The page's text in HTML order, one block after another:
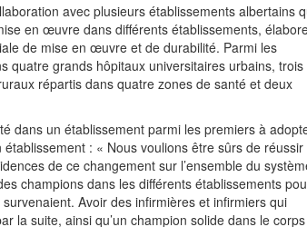
avec plusieurs établissements albertains
en œuvre dans différents établissements,
de mise en œuvre et de durabilité. Parmi les
quatre grands hôpitaux universitaires urbains, trois
répartis dans quatre zones de santé et deux
dans un établissement parmi les premiers à
: « Nous voulions être sûrs de réussir
de ce changement sur l’ensemble du
champions dans les différents établissements
Avoir des infirmières et infirmiers qui
la suite, ainsi qu’un champion solide dans le corps